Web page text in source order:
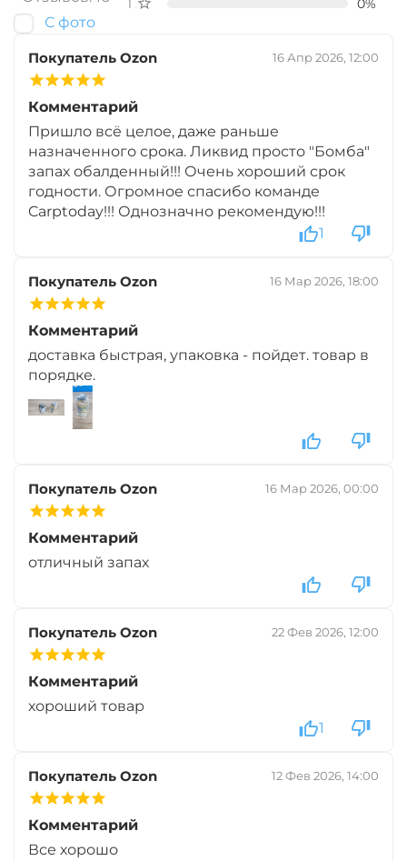
‍899‍ ₽‍1 058‍₽ +
−
Острые Специи
Вкус: Слива
+
Вкус: Тигровый Орех
1 звезда 0%
С фото
Покупатель Ozon 16 Апр 2026, 12:00
Комментарий
Пришло всё целое, даже раньше
назначенного срока. Ликвид просто "Бомба"
запах обалденный!!! Очень хороший срок
годности. Огромное спасибо команде
Carptoday!!! Однозначно рекомендую!!!
1
Покупатель Ozon 16 Мар 2026, 18:00
Комментарий
доставка быстрая, упаковка - пойдет. товар в
порядке.
Покупатель Ozon 16 Мар 2026, 00:00
Комментарий
отличный запах
Покупатель Ozon 22 Фев 2026, 12:00
Комментарий
хороший товар
1
Покупатель Ozon 12 Фев 2026, 14:00
Комментарий
Все хорошо